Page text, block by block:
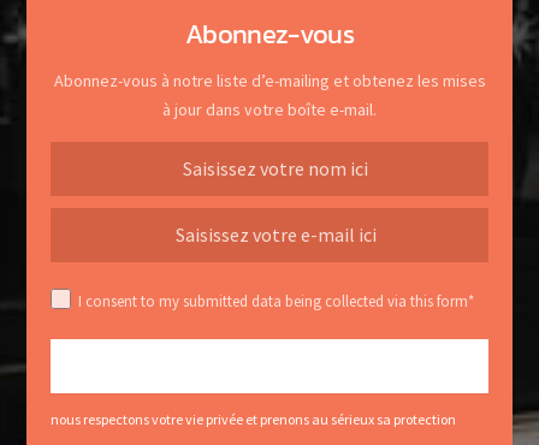
Abonnez-vous
Abonnez-vous à notre liste d’e-mailing et obtenez les mises
à jour dans votre boîte e-mail.
I consent to my submitted data being collected via this form*
nous respectons votre vie privée et prenons au sérieux sa protection